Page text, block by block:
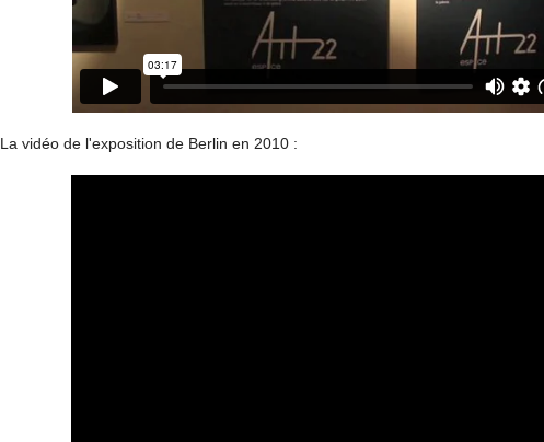
La vidéo de l'exposition de Berlin en 2010 :